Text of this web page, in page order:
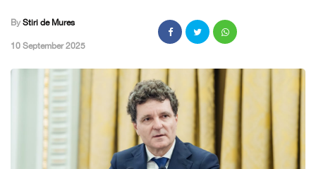
By Stiri de Mures
,10 September 2025